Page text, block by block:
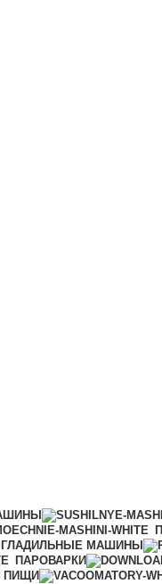
ГЛАДИЛЬНЫЕ МАШИНЫ
ПАРОВАРКИ
ПИЩИ